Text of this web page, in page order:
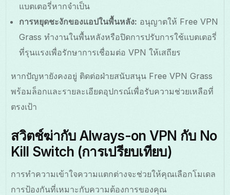
แบตเตอรี่หากจำเป็น
การหยุดชะงักของแอปในพื้นหลัง: อนุญาตให้ Free VPN
Grass ทำงานในพื้นหลังหรือปิดการปรับการใช้แบตเตอรี่
ที่รุนแรงเพื่อรักษาการเชื่อมต่อ VPN ให้เสถียร
หากปัญหายังคงอยู่ ติดต่อฝ่ายสนับสนุน Free VPN Grass
พร้อมล็อกและรายละเอียดอุปกรณ์เพื่อรับความช่วยเหลือที่
ตรงเป้า
สวิตช์ฆ่ากับ Always-on VPN กับ No
Kill Switch (การเปรียบเทียบ)
การทำความเข้าใจความแตกต่างจะช่วยให้คุณเลือกโมเดล
การป้องกันที่เหมาะกับความต้องการของคุณ